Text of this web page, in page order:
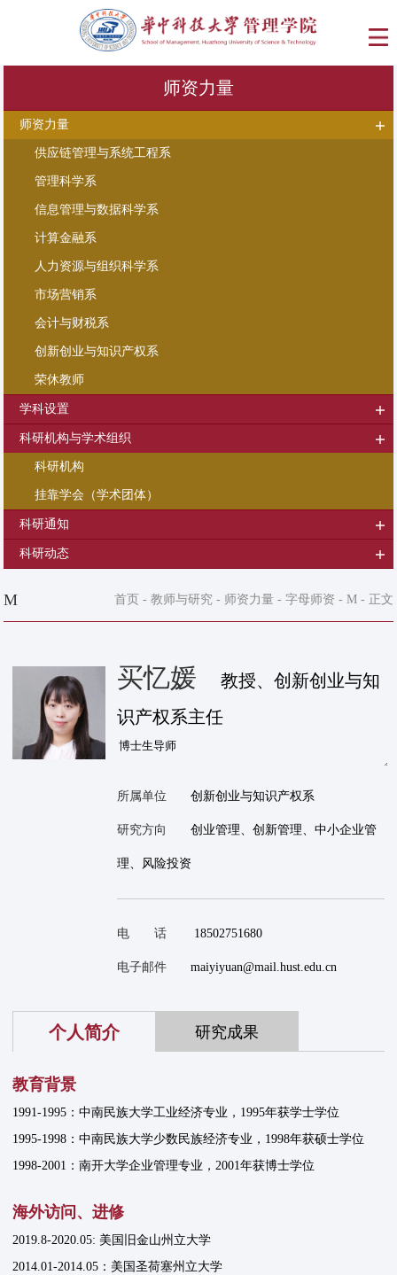
师资力量
师资力量
供应链管理与系统工程系
管理科学系
信息管理与数据科学系
计算金融系
人力资源与组织科学系
市场营销系
会计与财税系
创新创业与知识产权系
荣休教师
学科设置
科研机构与学术组织
科研机构
挂靠学会（学术团体）
科研通知
科研动态
M 首页 - 教师与研究- 师资力量- 字母师资 - M- 正文
买忆媛
教授、创新创业与知
识产权系主任
所属单位 创新创业与知识产权系
研究方向 创业管理、创新管理、中小企业管
理、风险投资
电 话 18502751680
电子邮件 maiyiyuan@mail.hust.edu.cn
个人简介 研究成果
教育背景
1991-1995：中南民族大学工业经济专业，1995年获学士学位
1995-1998：中南民族大学少数民族经济专业，1998年获硕士学位
1998-2001：南开大学企业管理专业，2001年获博士学位
海外访问、进修
2019.8-2020.05: 美国旧金山州立大学
2014.01-2014.05：美国圣荷塞州立大学